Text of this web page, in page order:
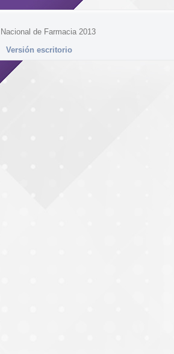
de Farmacia 2013
Versión escritorio